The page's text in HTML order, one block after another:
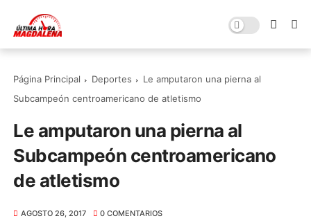
Página Principal Deportes
Le amputaron una pierna al
Subcampeón centroamericano de atletismo
Le amputaron una pierna al
Subcampeón centroamericano
de atletismo
AGOSTO 26, 2017 0 COMENTARIOS